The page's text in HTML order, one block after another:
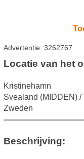
Advertentie: 3262767
Locatie van het
Kristinehamn
Svealand (MIDDEN) /
Zweden
Beschrijving: